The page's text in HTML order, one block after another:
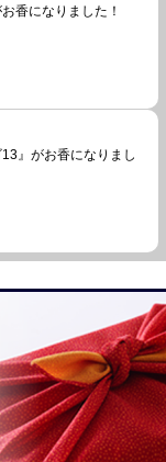
お香になりました！
』がお香になりまし